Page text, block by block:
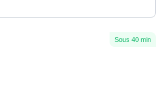
Sous 40 min